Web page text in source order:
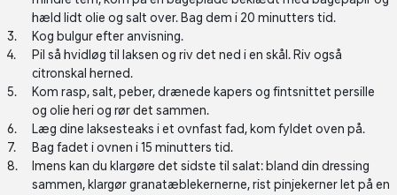
hæld lidt olie og salt over. Bag dem i 20 minutters tid.
Kog bulgur efter anvisning.
Pil så hvidløg til laksen og riv det ned i en skål. Riv også
citronskal herned.
Kom rasp, salt, peber, drænede kapers og fintsnittet persille
og olie heri og rør det sammen.
Læg dine laksesteaks i et ovnfast fad, kom fyldet oven på.
Bag fadet i ovnen i 15 minutters tid.
Imens kan du klargøre det sidste til salat: bland din dressing
sammen, klargør granatæblekernerne, rist pinjekerner let på en